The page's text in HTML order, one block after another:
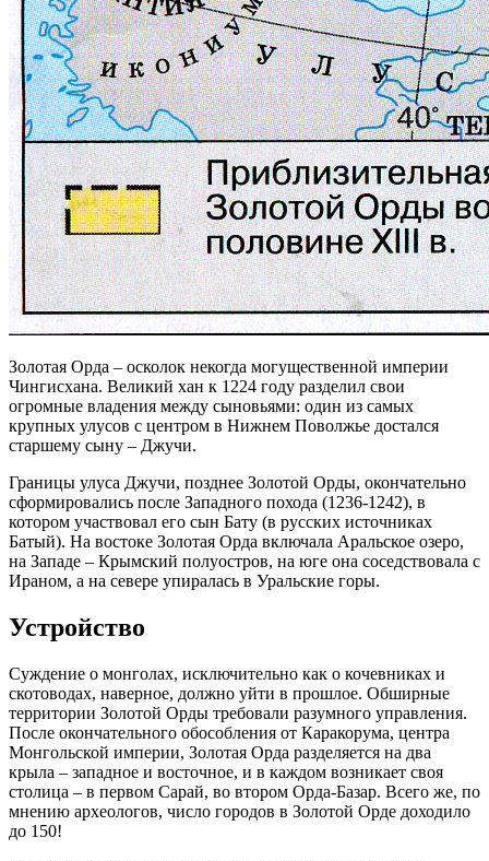
Золотая Орда – осколок некогда могущественной империи
Чингисхана. Великий хан к 1224 году разделил свои
огромные владения между сыновьями: один из самых
крупных улусов с центром в Нижнем Поволжье достался
старшему сыну – Джучи.
Границы улуса Джучи, позднее Золотой Орды, окончательно
сформировались после Западного похода (1236-1242), в
котором участвовал его сын Бату (в русских источниках
Батый). На востоке Золотая Орда включала Аральское озеро,
на Западе – Крымский полуостров, на юге она соседствовала с
Ираном, а на севере упиралась в Уральские горы.
Устройство
Суждение о монголах, исключительно как о кочевниках и
скотоводах, наверное, должно уйти в прошлое. Обширные
территории Золотой Орды требовали разумного управления.
После окончательного обособления от Каракорума, центра
Монгольской империи, Золотая Орда разделяется на два
крыла – западное и восточное, и в каждом возникает своя
столица – в первом Сарай, во втором Орда-Базар. Всего же, по
мнению археологов, число городов в Золотой Орде доходило
до 150!